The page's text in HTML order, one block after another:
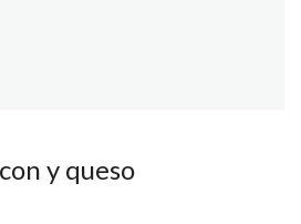
y queso